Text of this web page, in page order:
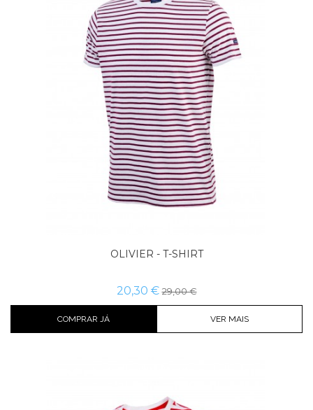
Comprar já
OLIVIER - T-SHIRT
20,30 €29,00 €
COMPRAR JÁ VER MAIS